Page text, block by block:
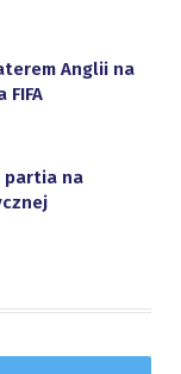
Anglii na
partia na